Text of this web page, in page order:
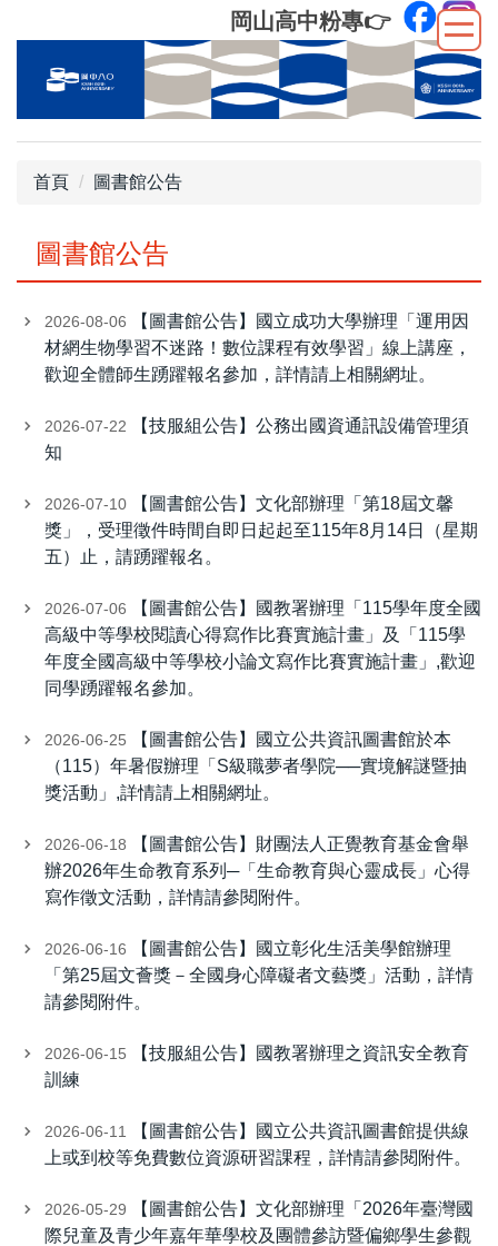
到
內
岡山高中粉專👉
首頁 圖書館公告
圖書館公告
2026-08-06
【圖書館公告】國立成功大學辦理「運用因
材網生物學習不迷路！數位課程有效學習」線上講座，
歡迎全體師生踴躍報名參加，詳情請上相關網址。
2026-07-22
【技服組公告】公務出國資通訊設備管理須
知
2026-07-10
【圖書館公告】文化部辦理「第18屆文馨
獎」，受理徵件時間自即日起起至115年8月14日（星期
五）止，請踴躍報名。
2026-07-06
【圖書館公告】國教署辦理「115學年度全國
高級中等學校閱讀心得寫作比賽實施計畫」及「115學
年度全國高級中等學校小論文寫作比賽實施計畫」,歡迎
同學踴躍報名參加。
2026-06-25
【圖書館公告】國立公共資訊圖書館於本
（115）年暑假辦理「S級職夢者學院──實境解謎暨抽
獎活動」,詳情請上相關網址。
2026-06-18
【圖書館公告】財團法人正覺教育基金會舉
辦2026年生命教育系列─「生命教育與心靈成長」心得
寫作徵文活動，詳情請參閱附件。
2026-06-16
【圖書館公告】國立彰化生活美學館辦理
「第25屆文薈獎－全國身心障礙者文藝獎」活動，詳情
請參閱附件。
2026-06-15
【技服組公告】國教署辦理之資訊安全教育
訓練
2026-06-11
【圖書館公告】國立公共資訊圖書館提供線
上或到校等免費數位資源研習課程，詳情請參閱附件。
2026-05-29
【圖書館公告】文化部辦理「2026年臺灣國
際兒童及青少年嘉年華學校及團體參訪暨偏鄉學生參觀